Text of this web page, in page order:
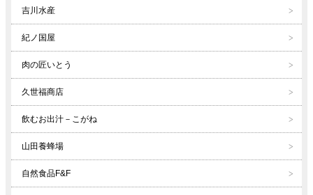
吉川水産
紀ノ国屋
肉の匠いとう
久世福商店
飲むお出汁－こがね
山田養蜂場
自然食品F&F